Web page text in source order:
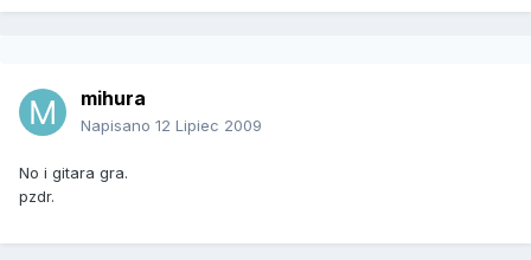
mihura
Napisano 12 Lipiec 2009
No i gitara gra.
pzdr.